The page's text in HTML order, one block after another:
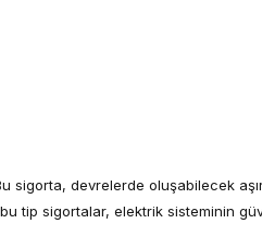
devrelerde oluşabilecek
tip sigortalar, elektrik sisteminin